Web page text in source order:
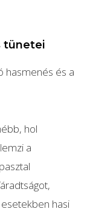
tünetei
hasmenés és a
hol
a
hasi